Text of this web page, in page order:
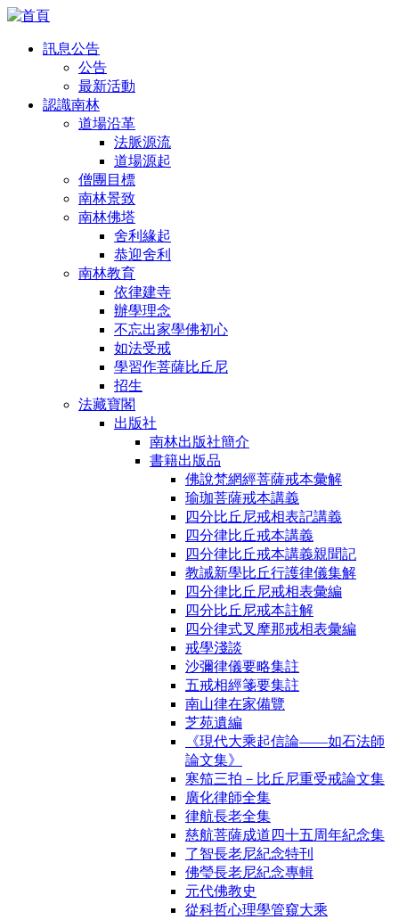
訊息公告
公告
最新活動
認識南林
道場沿革
法脈源流
道場源起
僧團目標
南林景致
南林佛塔
舍利緣起
恭迎舍利
南林教育
依律建寺
辦學理念
不忘出家學佛初心
如法受戒
學習作菩薩比丘尼
招生
法藏寶閣
出版社
南林出版社簡介
書籍出版品
佛說梵網經菩薩戒本彙解
瑜珈菩薩戒本講義
四分比丘尼戒相表記講義
四分律比丘戒本講義
四分律比丘戒本講義親聞記
教誡新學比丘行護律儀集解
四分律比丘尼戒相表彙編
四分比丘尼戒本註解
四分律式叉摩那戒相表彙編
戒學淺談
沙彌律儀要略集註
五戒相經箋要集註
南山律在家備覽
芝苑遺編
《現代大乘起信論――如石法師
論文集》
寒笳三拍－比丘尼重受戒論文集
廣化律師全集
律航長老全集
慈航菩薩成道四十五周年紀念集
了智長老尼紀念特刊
佛瑩長老尼紀念專輯
元代佛教史
從科哲心理學管窺大乘